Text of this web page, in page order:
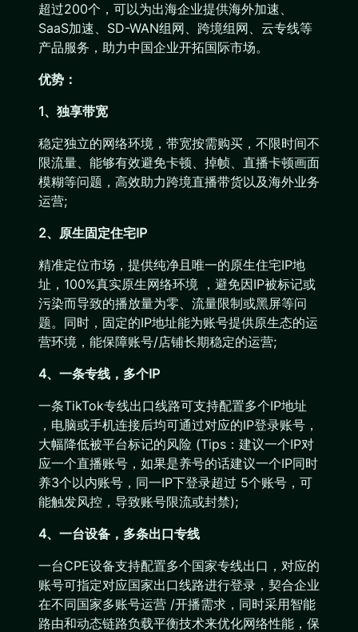
超过200个，可以为出海企业提供海外加速、
SaaS加速、SD-WAN组网、跨境组网、云专线等
产品服务，助力中国企业开拓国际市场。
优势：
1、独享带宽
稳定独立的网络环境，带宽按需购买，不限时间不
限流量、能够有效避免卡顿、掉帧、直播卡顿画面
模糊等问题，高效助力跨境直播带货以及海外业务
运营;
2、原生固定住宅IP
精准定位市场，提供纯净且唯一的原生住宅IP地
址，100%真实原生网络环境 ，避免因IP被标记或
污染而导致的播放量为零、流量限制或黑屏等问
题。同时，固定的IP地址能为账号提供原生态的运
营环境，能保障账号/店铺长期稳定的运营;
4、一条专线，多个IP
一条TikTok专线出口线路可支持配置多个IP地址
，电脑或手机连接后均可通过对应的IP登录账号，
大幅降低被平台标记的风险 (Tips：建议一个IP对
应一个直播账号，如果是养号的话建议一个IP同时
养3个以内账号，同一IP下登录超过 5个账号，可
能触发风控，导致账号限流或封禁);
4、一台设备，多条出口专线
一台CPE设备支持配置多个国家专线出口，对应的
账号可指定对应国家出口线路进行登录，契合企业
在不同国家多账号运营 /开播需求，同时采用智能
路由和动态链路负载平衡技术来优化网络性能，保